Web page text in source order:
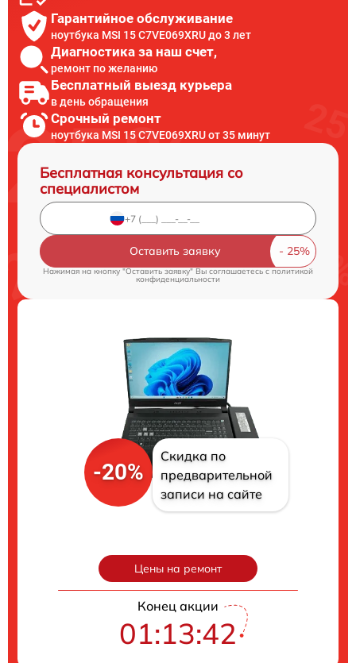
Гарантийное обслуживание
ноутбука MSI 15 C7VE069XRU до 3 лет
Диагностика за наш счет,
ремонт по желанию
Бесплатный выезд курьера
в день обращения
Срочный ремонт
ноутбука MSI 15 C7VE069XRU от 35 минут
Бесплатная консультация со
специалистом
Оставить заявку
Нажимая на кнопку "Оставить заявку" Вы соглашаетесь cполитикой
конфиденциальности
-20%
Скидка по
предварительной
записи на сайте
Цены на ремонт
Конец акции
01:13:41